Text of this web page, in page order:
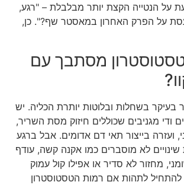
על הנטייה הקצת יותר מבלבלת – "רגע,
על הפרק האחרון במאסטר שף?". כן,
מסתבך עם
בעיקר בשחלות ובלוטות יותרת הכליה. יש
ודי מגניבים שכוללים חיזוק מסת השריר,
ועזרה בייצור תאי דם אדומים. אבל ברגע
לא מוסברים כמו אקנה קשה, עודף
מחזור לא סדיר או אפילו קול עמוק
להתחיל לתהות אם רמות הטסטוסטרון